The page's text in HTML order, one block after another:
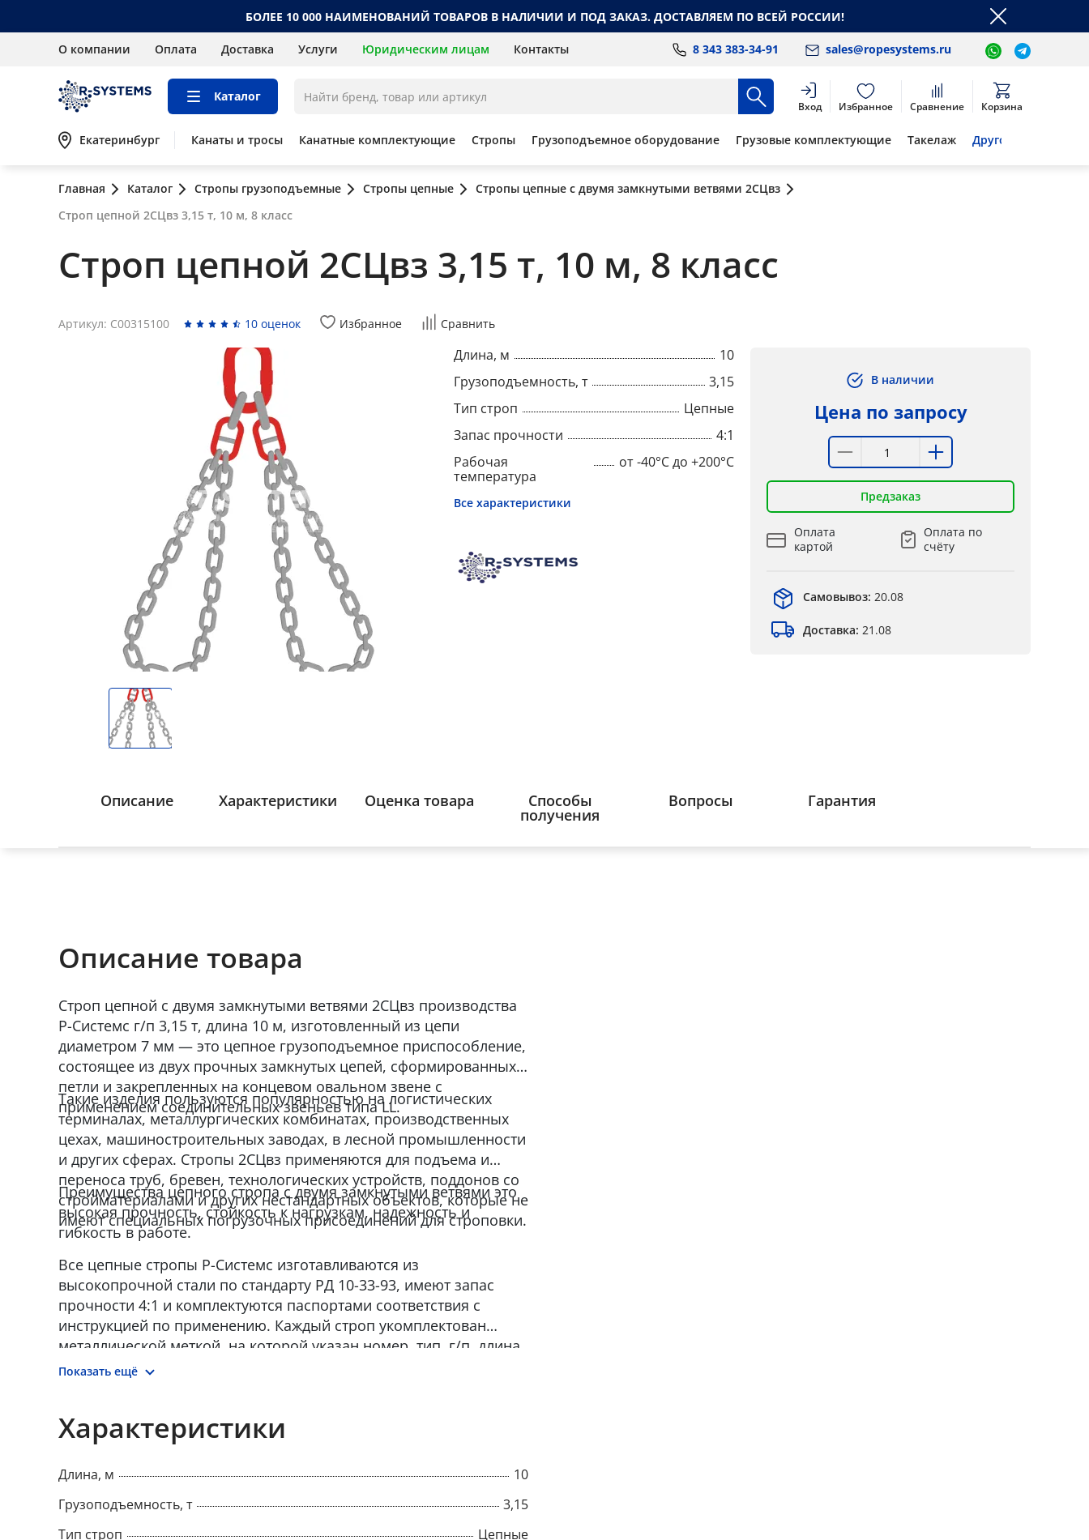
БОЛЕЕ 10 000 НАИМЕНОВАНИЙ ТОВАРОВ В НАЛИЧИИ И ПОД ЗАКАЗ. ДОСТАВЛЯЕМ ПО ВСЕЙ РОССИИ!
О компании Оплата Доставка Услуги Юридическим лицам Контакты 8 343 383-34-91 sales@ropesystems.ru
Каталог
Вход Избранное Сравнение Корзина
Екатеринбург Канаты и тросы Канатные комплектующие Стропы Грузоподъемное оборудование Грузовые комплектующие Такелаж Другое
Главная Каталог Стропы грузоподъемные Стропы цепные
Стропы цепные с двумя замкнутыми ветвями 2СЦвз
Строп цепной 2СЦвз 3,15 т, 10 м, 8 класс
Строп цепной 2СЦвз 3,15 т, 10 м, 8 класс
Артикул: C00315100 10 оценок Избранное Сравнить
Длина, м
10
Грузоподъемность, т
3,15
Тип строп
Цепные
Запас прочности
4:1
Рабочая
температура
от -40°C до +200°C
Все характеристики
В наличии
Цена по запросу
Предзаказ
Оплата
картой
Оплата по
счёту
Самовывоз: 20.08
Доставка: 21.08
Описание Характеристики Оценка товара Способы
получения
Вопросы Гарантия
Описание товара
Строп цепной с двумя замкнутыми ветвями 2СЦвз производства
Р-Системс г/п 3,15 т, длина 10 м, изготовленный из цепи
диаметром 7 мм — это цепное грузоподъемное приспособление,
состоящее из двух прочных замкнутых цепей, сформированных в
петли и закрепленных на концевом овальном звене с
применением соединительных звеньев типа LL.
Такие изделия пользуются популярностью на логистических
терминалах, металлургических комбинатах, производственных
цехах, машиностроительных заводах, в лесной промышленности
и других сферах. Стропы 2СЦвз применяются для подъема и
переноса труб, бревен, технологических устройств, поддонов со
стройматериалами и других нестандартных объектов, которые не
имеют специальных погрузочных присоединений для строповки.
Преимущества цепного стропа с двумя замкнутыми ветвями это
высокая прочность, стойкость к нагрузкам, надежность и
гибкость в работе.
Все цепные стропы Р-Системс изготавливаются из
высокопрочной стали по стандарту РД 10-33-93, имеют запас
прочности 4:1 и комплектуются паспортами соответствия с
инструкцией по применению. Каждый строп укомплектован
металлической меткой, на которой указан номер, тип, г/п, длина,
запас прочности, дата производства и наименование
Показать ещё
Характеристики
Длина, м
10
Грузоподъемность, т
3,15
Тип строп
Цепные